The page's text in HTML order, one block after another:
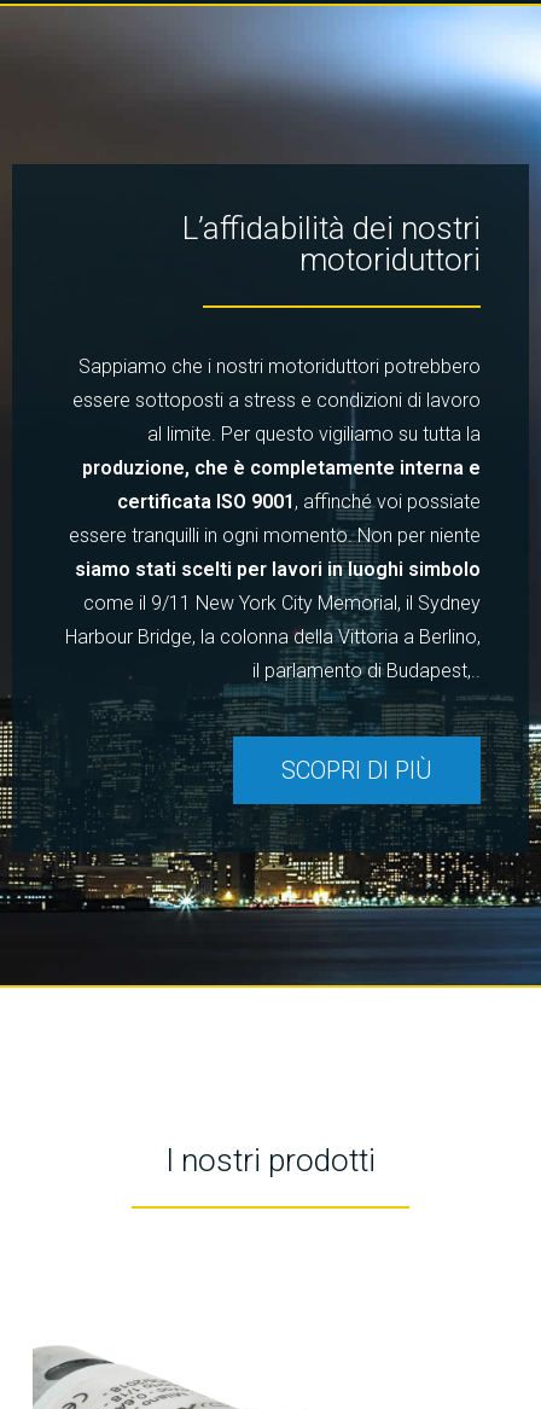
L’affidabilità dei nostri
motoriduttori
Sappiamo che i nostri motoriduttori potrebbero
essere sottoposti a stress e condizioni di lavoro
al limite. Per questo vigiliamo su tutta la
produzione, che è completamente interna e
certificata ISO 9001 , affinché voi possiate
essere tranquilli in ogni momento. Non per niente
siamo stati scelti per lavori in luoghi simbolo
come il 9/11 New York City Memorial, il Sydney
Harbour Bridge, la colonna della Vittoria a Berlino,
il parlamento di Budapest,..
SCOPRI DI PIÙ
I nostri prodotti